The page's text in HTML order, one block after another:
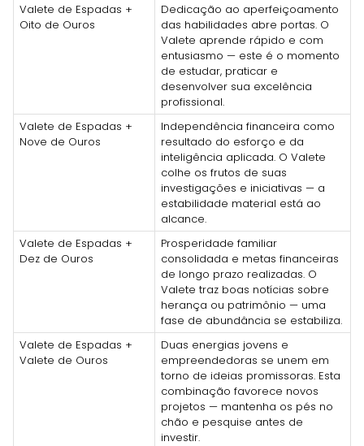
Valete de Espadas +
Oito de Ouros
Dedicação ao aperfeiçoamento
das habilidades abre portas. O
Valete aprende rápido e com
entusiasmo — este é o momento
de estudar, praticar e
desenvolver sua excelência
profissional.
Valete de Espadas +
Nove de Ouros
Independência financeira como
resultado do esforço e da
inteligência aplicada. O Valete
colhe os frutos de suas
investigações e iniciativas — a
estabilidade material está ao
alcance.
Valete de Espadas +
Dez de Ouros
Prosperidade familiar
consolidada e metas financeiras
de longo prazo realizadas. O
Valete traz boas notícias sobre
herança ou patrimônio — uma
fase de abundância se estabiliza.
Valete de Espadas +
Valete de Ouros
Duas energias jovens e
empreendedoras se unem em
torno de ideias promissoras. Esta
combinação favorece novos
projetos — mantenha os pés no
chão e pesquise antes de
investir.